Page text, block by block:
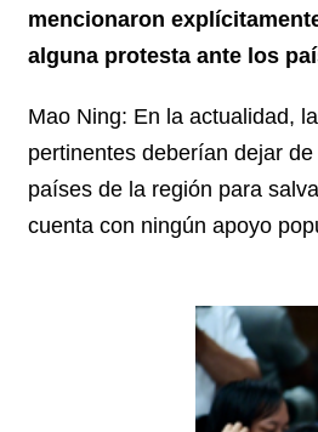
mencionaron
alguna protesta ante los
Mao Ning: En la actualidad,
pertinentes deberían dejar
países de la región para
cuenta con ningún apoyo